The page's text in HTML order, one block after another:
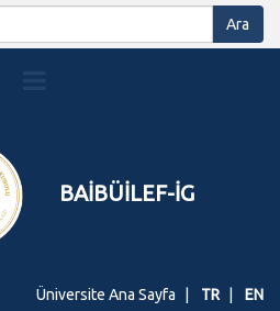
BAİBÜİLEF-İG
Üniversite Ana Sayfa TR EN